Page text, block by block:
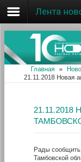
Главная
Об ассоциации
Наши аптеки
Информация
Лента
Главная »
21.11.2018 Новая
Рады сообщить
Тамбовской